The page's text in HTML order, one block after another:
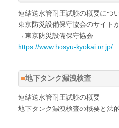
連結送水管耐圧試験の概要につ
東京防災設備保守協会のサイト
→東京防災設備保守協会
https://www.hosyu-kyokai.or.jp/
地下タンク漏洩検査
連結送水管耐圧試験の概要
地下タンク漏洩検査の概要と法